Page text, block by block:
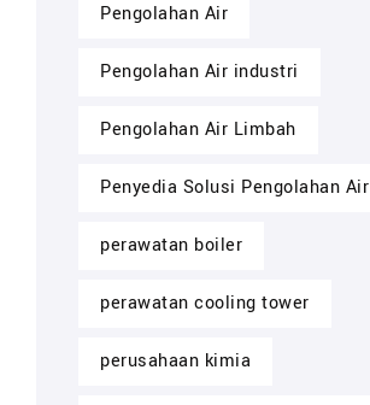
Pengolahan Air
Pengolahan Air industri
Pengolahan Air Limbah
Penyedia Solusi Pengolahan Air
perawatan boiler
perawatan cooling tower
perusahaan kimia